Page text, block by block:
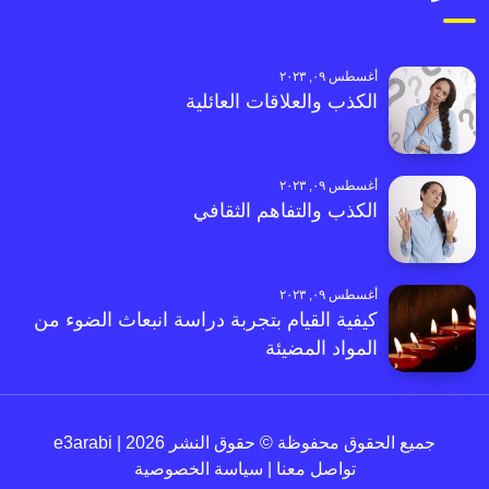
أغسطس ٠٩, ٢٠٢٣
الكذب والعلاقات العائلية
أغسطس ٠٩, ٢٠٢٣
الكذب والتفاهم الثقافي
أغسطس ٠٩, ٢٠٢٣
كيفية القيام بتجربة دراسة انبعاث الضوء من
المواد المضيئة
جميع الحقوق محفوظة © حقوق النشر 2026 | e3arabi
تواصل معنا
سياسة الخصوصية